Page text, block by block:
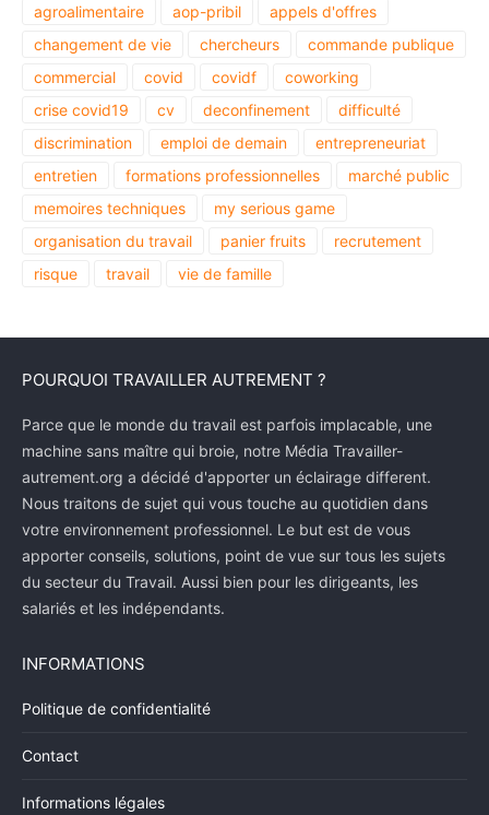
agroalimentaire aop-pribil
appels d'offres
changement de vie
chercheurs
commande publique
commercial
covid covidf
coworking
crise covid19
cv deconfinement
difficulté
discrimination
emploi de demain
entrepreneuriat
entretien
formations professionnelles
marché public
memoires techniques
my serious game
organisation du travail
panier fruits
recrutement
risque
travail vie de famille
POURQUOI TRAVAILLER AUTREMENT ?
Parce que le monde du travail est parfois implacable, une
machine sans maître qui broie, notre Média Travailler-
autrement.org a décidé d'apporter un éclairage different.
Nous traitons de sujet qui vous touche au quotidien dans
votre environnement professionnel. Le but est de vous
apporter conseils, solutions, point de vue sur tous les sujets
du secteur du Travail. Aussi bien pour les dirigeants, les
salariés et les indépendants.
INFORMATIONS
Politique de confidentialité
Contact
Informations légales